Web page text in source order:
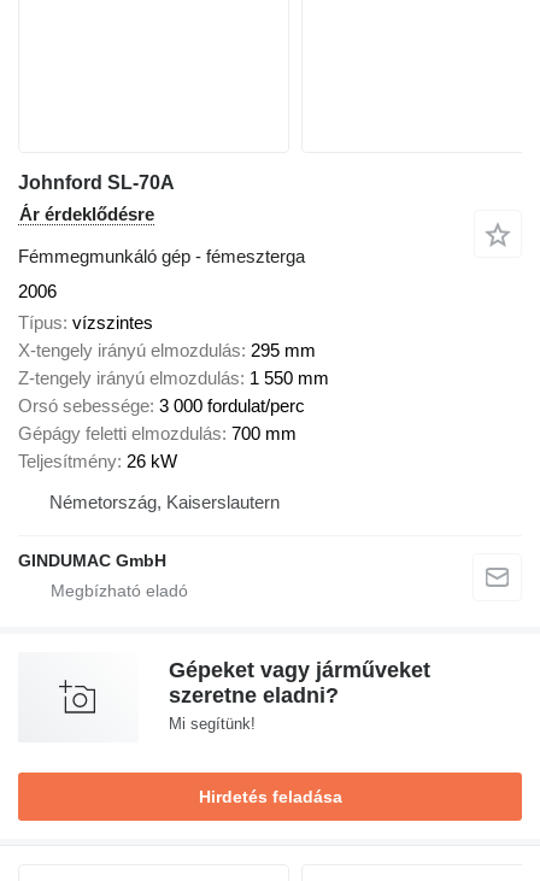
Johnford SL-70A
Ár érdeklődésre
Fémmegmunkáló gép - fémeszterga
2006
Típus vízszintes
X-tengely irányú elmozdulás 295 mm
Z-tengely irányú elmozdulás 1 550 mm
Orsó sebessége 3 000 fordulat/perc
Gépágy feletti elmozdulás 700 mm
Teljesítmény 26 kW
Németország, Kaiserslautern
GINDUMAC GmbH
Gépeket vagy járműveket
szeretne eladni?
Mi segítünk!
Hirdetés feladása